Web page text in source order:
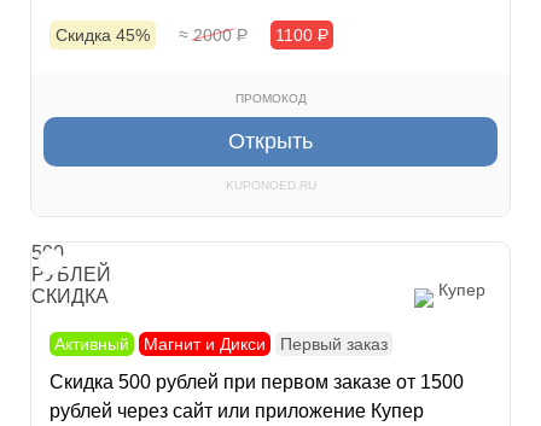
Скидка 45% ≈ 2000Р 1100 Р
ПРОМОКОД
Открыть
KUPONOED.RU
500
РУБЛЕЙ
СКИДКА
Купер
Активный Магнит и Дикси Первый заказ
Скидка 500 рублей при первом заказе от 1500
рублей через сайт или приложение Купер